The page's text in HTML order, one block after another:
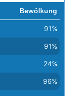
Bewölkung
91%
91%
24%
96%